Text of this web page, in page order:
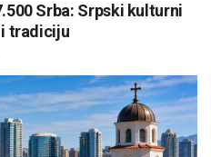
Srba: Srpski kulturni
tradiciju